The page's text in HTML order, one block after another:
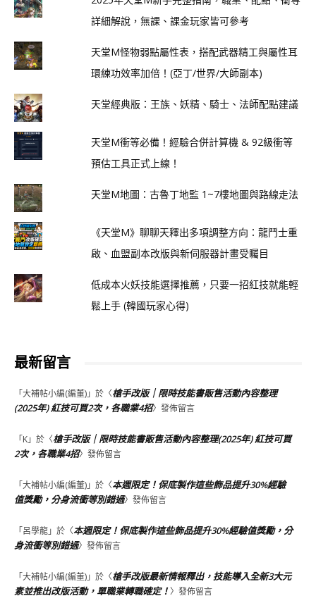
詳細解說，無課、課金玩家皆可參考
天堂M怪物弱點屬性表，搭配武器精工與屬性耳
環練功效率加倍！(亞丁/世界/大師副本)
天堂經典版：王族、妖精、騎士、法師配點建議
天堂M衝等必備！經驗合併計算機 & 92級衝等
預估工具正式上線！
天堂M地圖：古魯丁地監 1~7樓地圖與路線走法
《天堂M》聊聊天釋出多項調整方向：龍鬥士重
啟、血盟副本改版與新伺服器計畫受矚目
低成本火妖技能選擇推薦，只要一招紅技就能輕
鬆上手 (韓國玩家心得)
最新留言
「大補帖小編(編董)」於〈槍手改版｜限時技能書販售活動內容整理
(2025年) 紅技可買2次，各職業4招〉發佈留言
「K」於〈槍手改版｜限時技能書販售活動內容整理(2025年) 紅技可買
2次，各職業4招〉發佈留言
「大補帖小編(編董)」於〈本週限定！保底製作這些飾品提升30%經驗
值獎勵，分身流衝等別錯過〉發佈留言
「呂學龍」於〈本週限定！保底製作這些飾品提升30%經驗值獎勵，分
身流衝等別錯過〉發佈留言
「大補帖小編(編董)」於〈槍手改版最新情報釋出，技能導入全新3大元
素並推出改版活動，單職業轉職確定！〉發佈留言